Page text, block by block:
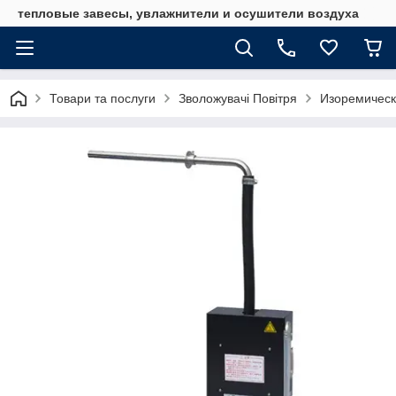
тепловые завесы, увлажнители и осушители воздуха
Товари та послуги Зволожувачі Повітря